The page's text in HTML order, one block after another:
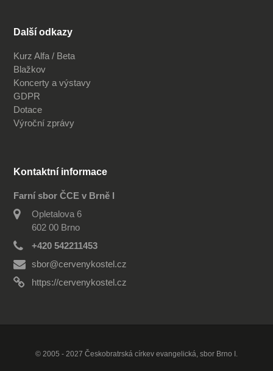
Další odkazy
Kurz Alfa / Beta
Blažkov
Koncerty a výstavy
GDPR
Dotace
Výroční zprávy
Kontaktní informace
Farní sbor ČCE v Brně I
Opletalova 6
602 00 Brno
+420 542211453
sbor@cervenykostel.cz
https://cervenykostel.cz
© 2005 - 2027 Českobratrská církev evangelická, sbor Brno I.